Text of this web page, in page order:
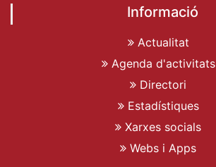
Informació
Actualitat
Agenda d'activitats
Directori
Estadístiques
Xarxes socials
Webs i Apps